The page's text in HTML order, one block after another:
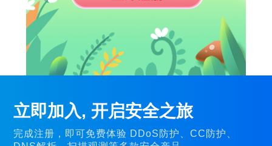
立即加入, 开启安全之旅
完成注册，即可免费体验 DDoS防护、CC防护、